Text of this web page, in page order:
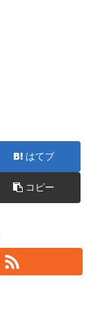
はてブ
コピー